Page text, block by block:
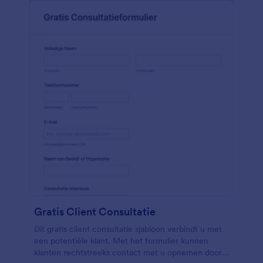
Gratis Client Consultatie
Dit gratis client consultatie sjabloon verbindt u met
een potentiële klant. Met het formulier kunnen
klanten rechtstreeks contact met u opnemen door u